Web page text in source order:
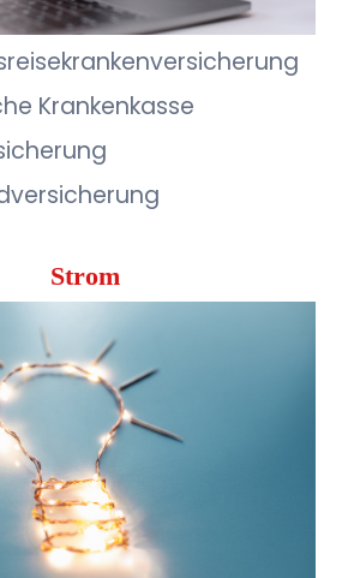
Krankenkasse
Strom